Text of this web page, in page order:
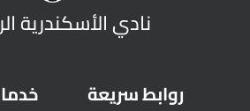
نادي الأسكندرية
روابط سريعة